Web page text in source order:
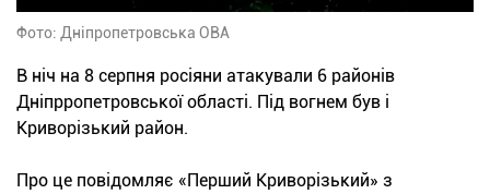
Фото: Дніпропетровська ОВА
В ніч на 8 серпня росіяни атакували 6 районів
Дніпрропетровської області. Під вогнем був і
Криворізький район.
Про це повідомляє «Перший Криворізький» з